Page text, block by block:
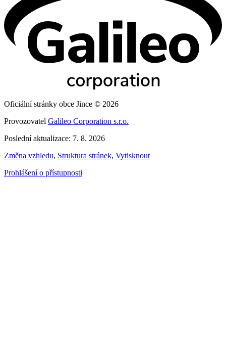
Oficiální stránky obce Jince © 2026
Provozovatel Galileo Corporation s.r.o.
Poslední aktualizace: 7. 8. 2026
Změna vzhledu, Struktura stránek, Vytisknout
Prohlášení o přístupnosti